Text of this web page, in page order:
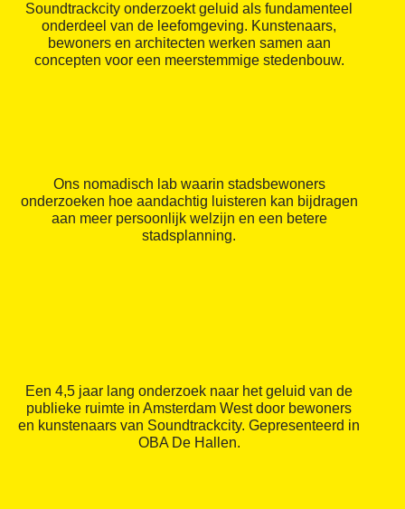
Soundtrackcity onderzoekt geluid als fundamenteel
onderdeel van de leefomgeving. Kunstenaars,
bewoners en architecten werken samen aan
concepten voor een meerstemmige stedenbouw.
Ons nomadisch lab waarin stadsbewoners
onderzoeken hoe aandachtig luisteren kan bijdragen
aan meer persoonlijk welzijn en een betere
stadsplanning.
Een 4,5 jaar lang onderzoek naar het geluid van de
publieke ruimte in Amsterdam West door bewoners
en kunstenaars van Soundtrackcity. Gepresenteerd in
OBA De Hallen.